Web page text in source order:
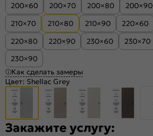
200×60
200×70 200×80 200×90
210×70
210×80 210×90 220×60
220×80
220×90 230×60 230×70
230×90
Как сделать замеры
Цвет: Shellac Grey
Закажите услугу: